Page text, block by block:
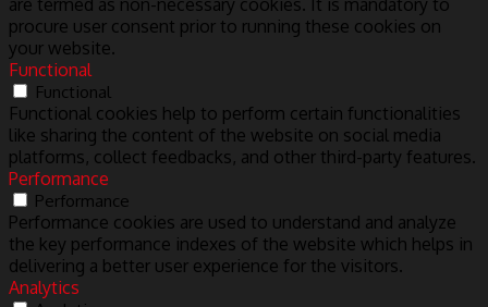
are termed as non-necessary cookies. It is mandatory to
procure user consent prior to running these cookies on
your website.
Functional
Functional
Functional cookies help to perform certain functionalities
like sharing the content of the website on social media
platforms, collect feedbacks, and other third-party features.
Performance
Performance
Performance cookies are used to understand and analyze
the key performance indexes of the website which helps in
delivering a better user experience for the visitors.
Analytics